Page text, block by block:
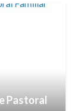
Pastoral